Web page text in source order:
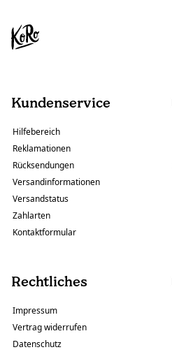
Kundenservice
Hilfebereich
Reklamationen
Rücksendungen
Versandinformationen
Versandstatus
Zahlarten
Kontaktformular
Rechtliches
Impressum
Vertrag widerrufen
Datenschutz